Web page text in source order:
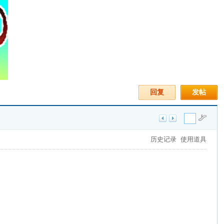
发帖
回复
历史记录 使用道具